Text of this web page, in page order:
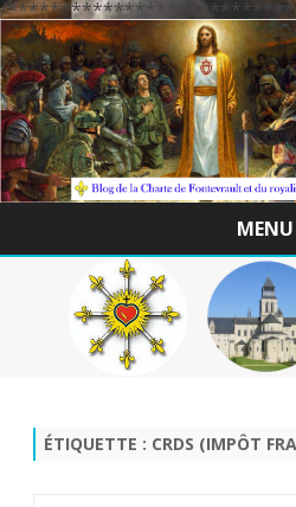
/
MENU
to
ÉTIQUETTE : CRDS (IMPÔT